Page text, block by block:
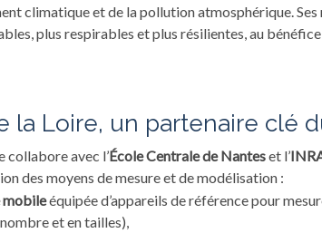
climatique et de la pollution atmosphérique.
plus respirables et plus résilientes, au bénéfice
la Loire, un partenaire clé
collabore avec l’École Centrale de Nanteset l’
des moyens de mesure et de modélisation :
mobileéquipée d’appareils de référence pour
et en tailles),